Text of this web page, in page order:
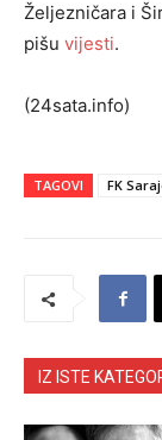
Željezničara i
pišu vijesti.
(24sata.info)
TAGOVI FK
IZ ISTE